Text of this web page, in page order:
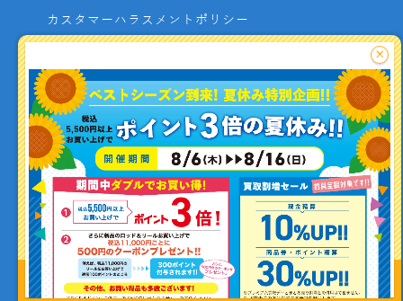
釣り情報を
投稿する
カスタマーハラスメントポリシー
よくあるご質問
お問い合わせ
利用者資金の保全方法
Copyright (C) ISHIGURO co.,ltd All Rights Reserved.
×